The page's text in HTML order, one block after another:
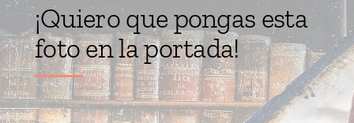
¡Quiero que pongas esta
foto en la portada!